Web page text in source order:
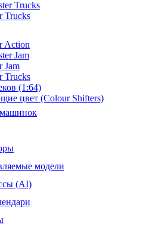
Trucks
Action
Jam
Trucks
(1:64)
цвет (Colour Shifters)
модели
(AI)